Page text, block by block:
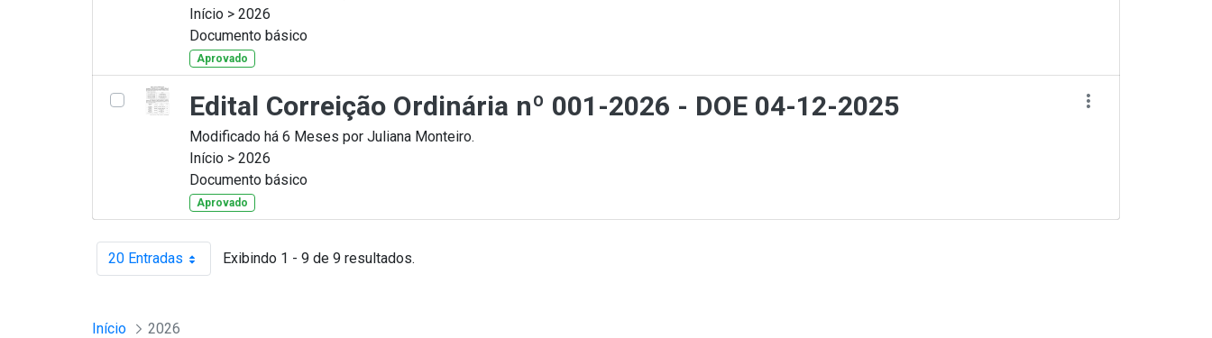
Início > 2026
Documento básico
Aprovado
Edital Correição Ordinária nº 001-2026 - DOE 04-12-2025
Modificado há 6 Meses por Juliana Monteiro.
Início > 2026
Documento básico
Aprovado
20 EntradasPor página Exibindo 1 - 9 de 9 resultados.
Início 2026